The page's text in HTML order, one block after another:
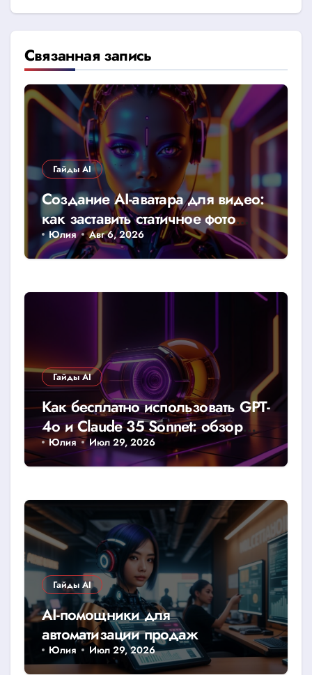
Связанная запись
Гайды AI
Создание AI-аватара для видео:
как заставить статичное фото
говорить
Юлия Авг 6, 2026
Гайды AI
Как бесплатно использовать GPT-
4o и Claude 35 Sonnet: обзор
доступных лимитов и хаков
Юлия Июл 29, 2026
Гайды AI
AI-помощники для
автоматизации продаж
Юлия Июл 29, 2026